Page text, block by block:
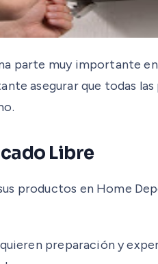
parte muy importante
asegurar que todas
Libre
productos en Home
preparación y